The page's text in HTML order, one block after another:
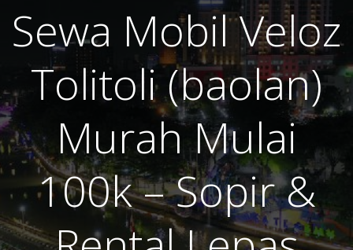
Sewa Mobil Veloz
Tolitoli (baolan)
Murah Mulai
100k – Sopir &